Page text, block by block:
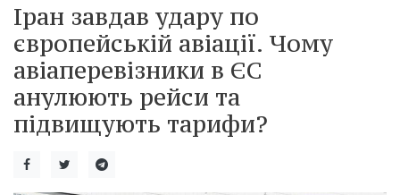
Іран завдав удару по
європейській авіації. Чому
авіаперевізники в ЄС
анулюють рейси та
підвищують тарифи?